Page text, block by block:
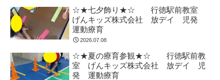
☆★七夕飾り★☆ 行徳駅前教室
げんキッズ株式会社 放デイ 児発
運動療育
2026.07.08
☆★夏の療育参観★☆ 行徳駅前教
室 げんキッズ株式会社 放デイ 児
発 運動療育